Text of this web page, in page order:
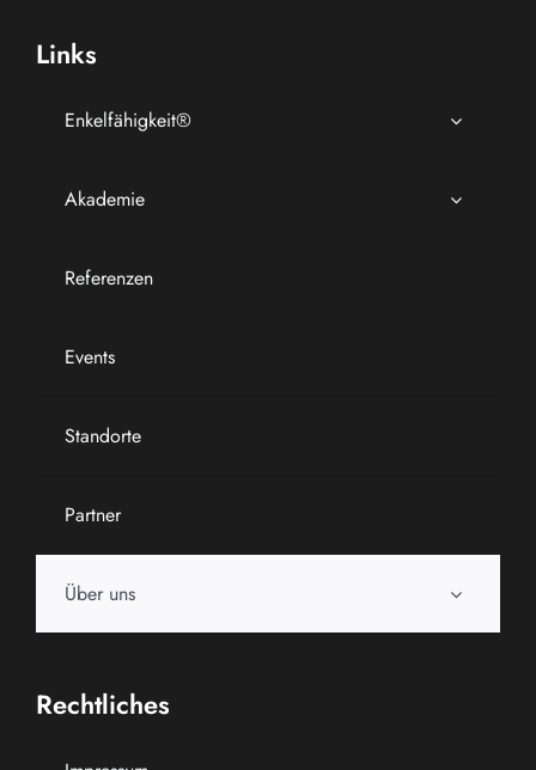
Links
Enkelfähigkeit®
Akademie
Referenzen
Events
Standorte
Partner
Über uns
Rechtliches